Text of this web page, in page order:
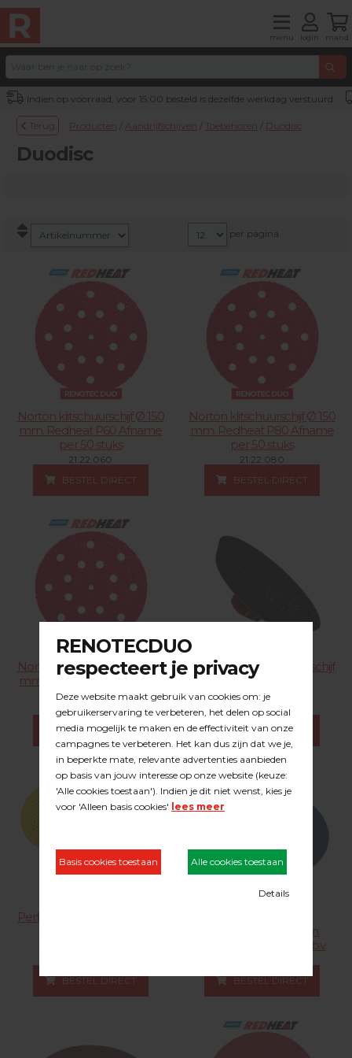
menu login mand
Indien op voorraad, voor 15:00 besteld is dezelfde werkdag verstuurd
Terug Producten / Aandrijfschijven / Toebehoren / Duodisc
Duodisc
per pagina
Norton klitschuurschijf Ø 150
mm. Redheat P60 Afname
per 50 stuks
21.22.060
BESTEL DIRECT
Norton klitschuurschijf Ø 150
mm. Redheat P80 Afname
per 50 stuks
21.22.080
BESTEL DIRECT
Norton klitschuurschijf Ø 150
mm. Redheat P40 Afname
per 50 stuks
21.22.040
BESTEL DIRECT
DUOLINE velcro steunschijf
Ø 115mm.
23.43.100
BESTEL DIRECT
Perfopads schuurschijf Ø 115
BESTEL DIRECT
schuurschijf Ø 115 mm.
klitbevestiging H835 t.b.v.
21.26.XXX KLIK VOOR MEER
BESTEL DIRECT